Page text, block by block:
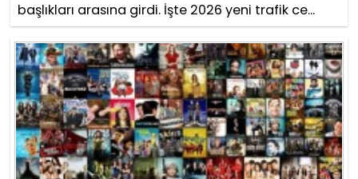
başlıkları arasına girdi. İşte 2026 yeni trafik ce...